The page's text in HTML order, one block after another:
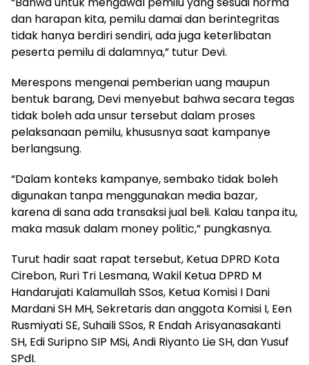
dan harapan kita, pemilu damai dan berintegritas
tidak hanya berdiri sendiri, ada juga keterlibatan
peserta pemilu di dalamnya,” tutur Devi.
Merespons mengenai pemberian uang maupun
bentuk barang, Devi menyebut bahwa secara tegas
tidak boleh ada unsur tersebut dalam proses
pelaksanaan pemilu, khususnya saat kampanye
berlangsung.
“Dalam konteks kampanye, sembako tidak boleh
digunakan tanpa menggunakan media bazar,
karena di sana ada transaksi jual beli. Kalau tanpa itu,
maka masuk dalam money politic,” pungkasnya.
Turut hadir saat rapat tersebut, Ketua DPRD Kota
Cirebon, Ruri Tri Lesmana, Wakil Ketua DPRD M
Handarujati Kalamullah SSos, Ketua Komisi I Dani
Mardani SH MH, Sekretaris dan anggota Komisi I, Een
Rusmiyati SE, Suhaili SSos, R Endah Arisyanasakanti
SH, Edi Suripno SIP MSi, Andi Riyanto Lie SH, dan Yusuf
SPdI.